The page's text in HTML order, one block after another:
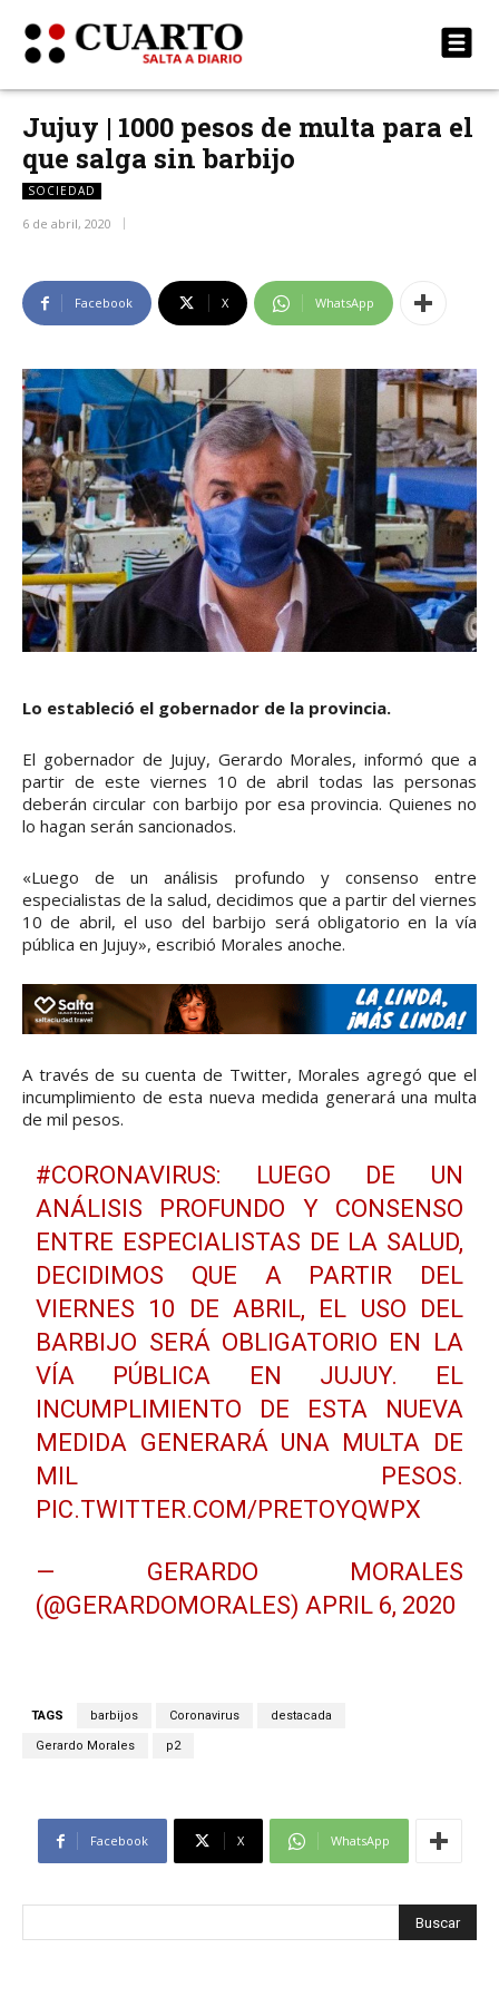
Jujuy | 1000 pesos de multa para el
que salga sin barbijo
SOCIEDAD
6 de abril, 2020
Facebook X WhatsApp
Lo estableció el gobernador de la provincia.
El gobernador de Jujuy, Gerardo Morales, informó que a
partir de este viernes 10 de abril todas las personas
deberán circular con barbijo por esa provincia. Quienes no
lo hagan serán sancionados.
«Luego de un análisis profundo y consenso entre
especialistas de la salud, decidimos que a partir del viernes
10 de abril, el uso del barbijo será obligatorio en la vía
pública en Jujuy», escribió Morales anoche.
A través de su cuenta de Twitter, Morales agregó que el
incumplimiento de esta nueva medida generará una multa
de mil pesos.
#CORONAVIRUS: LUEGO DE UN
ANÁLISIS PROFUNDO Y CONSENSO
ENTRE ESPECIALISTAS DE LA SALUD,
DECIDIMOS QUE A PARTIR DEL
VIERNES 10 DE ABRIL, EL USO DEL
BARBIJO SERÁ OBLIGATORIO EN LA
VÍA PÚBLICA EN JUJUY. EL
INCUMPLIMIENTO DE ESTA NUEVA
MEDIDA GENERARÁ UNA MULTA DE
MIL PESOS.
PIC.TWITTER.COM/PRETOYQWPX
— GERARDO MORALES
(@GERARDOMORALES)APRIL 6, 2020
TAGS barbijos Coronavirus destacada
Gerardo Morales p2
Facebook X WhatsApp